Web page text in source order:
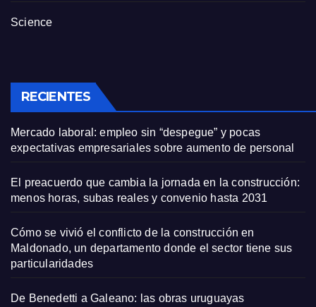
Science
RECIENTES
Mercado laboral: empleo sin “despegue” y pocas
expectativas empresariales sobre aumento de personal
El preacuerdo que cambia la jornada en la construcción:
menos horas, subas reales y convenio hasta 2031
Cómo se vivió el conflicto de la construcción en
Maldonado, un departamento donde el sector tiene sus
particularidades
De Benedetti a Galeano: las obras uruguayas